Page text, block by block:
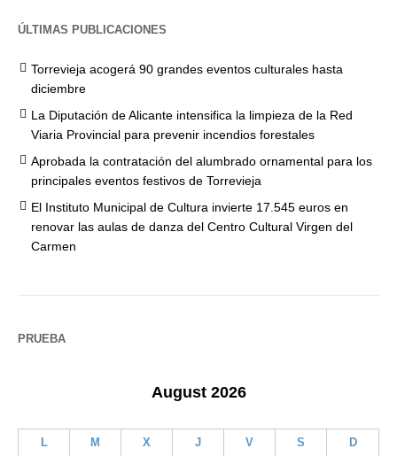
ÚLTIMAS PUBLICACIONES
Torrevieja acogerá 90 grandes eventos culturales hasta
diciembre
La Diputación de Alicante intensifica la limpieza de la Red
Viaria Provincial para prevenir incendios forestales
Aprobada la contratación del alumbrado ornamental para los
principales eventos festivos de Torrevieja
El Instituto Municipal de Cultura invierte 17.545 euros en
renovar las aulas de danza del Centro Cultural Virgen del
Carmen
PRUEBA
August 2026
L M X J V S D